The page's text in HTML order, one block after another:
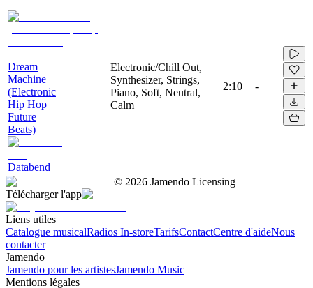
Dream
Machine
(Electronic
Hip Hop
Future
Beats)
Databend
Electronic/Chill Out,
Synthesizer, Strings,
Piano, Soft, Neutral,
Calm
2:10 -
© 2026 Jamendo Licensing
Télécharger l'app
Liens utiles
Catalogue musicalRadios In-storeTarifsContactCentre d'aideNous
contacter
Jamendo
Jamendo pour les artistesJamendo Music
Mentions légales